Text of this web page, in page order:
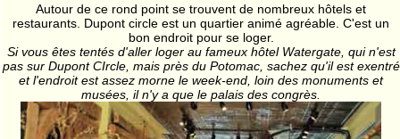
Autour de ce rond point se trouvent de nombreux hôtels et
restaurants. Dupont circle est un quartier animé agréable. C'est un
bon endroit pour se loger.
Si vous êtes tentés d'aller loger au fameux hôtel Watergate, qui n'est
pas sur Dupont CIrcle, mais près du Potomac, sachez qu'il est exentré
et l'endroit est assez morne le week-end, loin des monuments et
musées, il n'y a que le palais des congrès.